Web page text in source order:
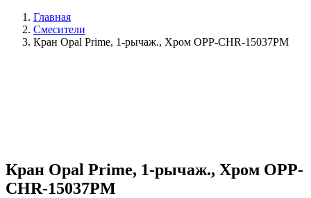
Главная
Смесители
Кран Opal Prime, 1-рычаж., Хром OPP-CHR-15037PM
Кран Opal Prime, 1-рычаж., Хром OPP-
CHR-15037PM